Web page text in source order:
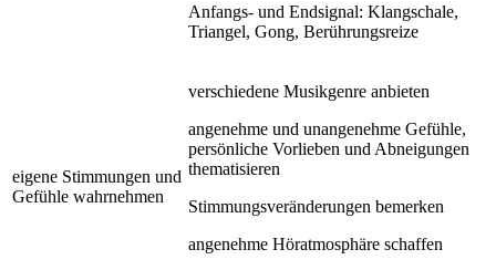
Anfangs- und Endsignal: Klangschale,
Triangel, Gong, Berührungsreize
eigene Stimmungen und
Gefühle wahrnehmen
verschiedene Musikgenre anbieten
angenehme und unangenehme Gefühle,
persönliche Vorlieben und Abneigungen
thematisieren
Stimmungsveränderungen bemerken
angenehme Höratmosphäre schaffen